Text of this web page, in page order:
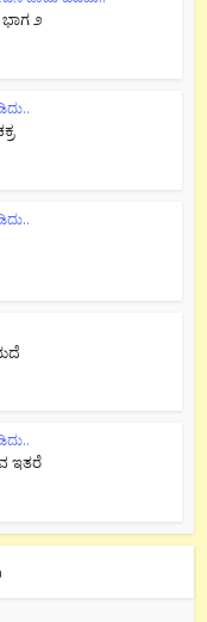
೨
ಇತರೆ